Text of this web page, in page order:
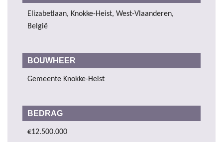
Elizabetlaan, Knokke-Heist, West-Vlaanderen,
België
BOUWHEER
Gemeente Knokke-Heist
BEDRAG
€12.500.000